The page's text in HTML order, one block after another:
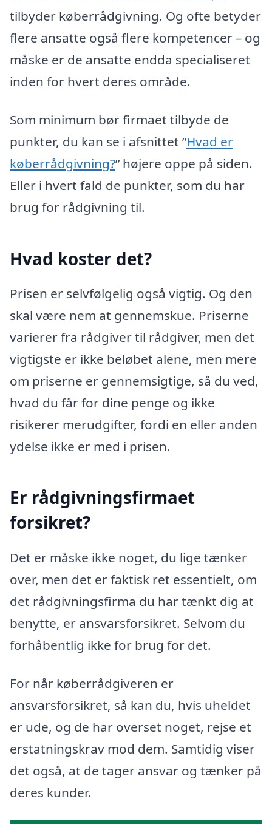
tilbyder køberrådgivning. Og ofte betyder
flere ansatte også flere kompetencer – og
måske er de ansatte endda specialiseret
inden for hvert deres område.
Som minimum bør firmaet tilbyde de
punkter, du kan se i afsnittet ”Hvad er
køberrådgivning?” højere oppe på siden.
Eller i hvert fald de punkter, som du har
brug for rådgivning til.
Hvad koster det?
Prisen er selvfølgelig også vigtig. Og den
skal være nem at gennemskue. Priserne
varierer fra rådgiver til rådgiver, men det
vigtigste er ikke beløbet alene, men mere
om priserne er gennemsigtige, så du ved,
hvad du får for dine penge og ikke
risikerer merudgifter, fordi en eller anden
ydelse ikke er med i prisen.
Er rådgivningsfirmaet
forsikret?
Det er måske ikke noget, du lige tænker
over, men det er faktisk ret essentielt, om
det rådgivningsfirma du har tænkt dig at
benytte, er ansvarsforsikret. Selvom du
forhåbentlig ikke for brug for det.
For når køberrådgiveren er
ansvarsforsikret, så kan du, hvis uheldet
er ude, og de har overset noget, rejse et
erstatningskrav mod dem. Samtidig viser
det også, at de tager ansvar og tænker på
deres kunder.